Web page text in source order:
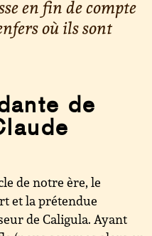
en fin de compte
où ils sont
de
de notre ère, le
et la prétendue
de Caligula. Ayant